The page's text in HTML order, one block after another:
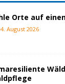
Orte auf
August 2026